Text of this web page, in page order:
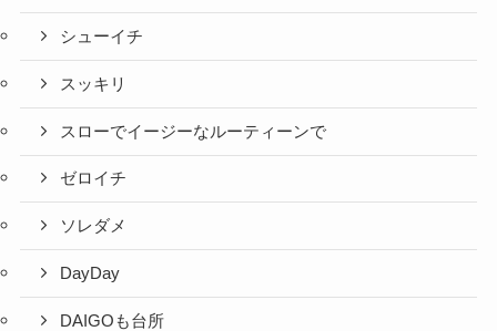
シューイチ
スッキリ
スローでイージーなルーティーンで
ゼロイチ
ソレダメ
DayDay
DAIGOも台所